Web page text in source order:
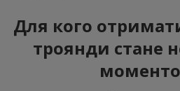
Для кого
троянди стане